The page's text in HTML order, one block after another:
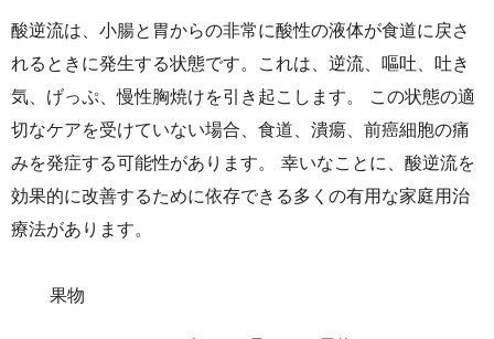
酸逆流は、小腸と胃からの非常に酸性の液体が食道に戻さ
れるときに発生する状態です。これは、逆流、嘔吐、吐き
気、げっぷ、慢性胸焼けを引き起こします。 この状態の適
切なケアを受けていない場合、食道、潰瘍、前癌細胞の痛
みを発症する可能性があります。 幸いなことに、酸逆流を
効果的に改善するために依存できる多くの有用な家庭用治
療法があります。
果物